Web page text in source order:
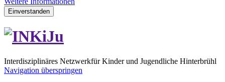
Einverstanden
Interdisziplinäres NetzwerkfürKinder und Jugendliche Hinterbrühl
Navigation überspringen